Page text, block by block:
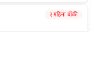
२ महिना बाँकी